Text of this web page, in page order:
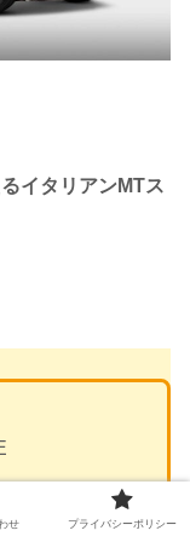
イタリアンMTス
せ プライバシーポリシー